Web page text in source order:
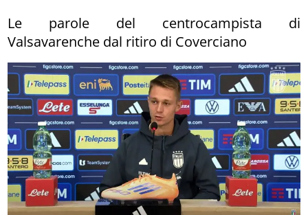
Le parole del centrocampista di
Valsavarenche dal ritiro di Coverciano